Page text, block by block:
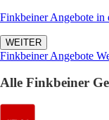
Finkbeiner Angebote in
WEITER
Finkbeiner Angebote
Alle Finkbeiner